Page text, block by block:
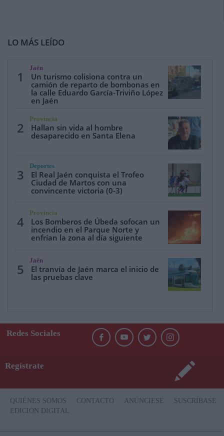
LO MÁS LEÍDO
1
Jaén
Un turismo colisiona contra un
camión de reparto de bombonas en
la calle Eduardo García-Triviño López
en Jaén
2
Provincia
Hallan sin vida al hombre
desaparecido en Santa Elena
3
Deportes
El Real Jaén conquista el Trofeo
Ciudad de Martos con una
convincente victoria (0-3)
4
Provincia
Los Bomberos de Úbeda sofocan un
incendio en el Parque Norte y
enfrían la zona al día siguiente
5
Jaén
El tranvía de Jaén marca el inicio de
las pruebas clave
Redes Sociales
Regístrate
QUIÉNES SOMOS CONTACTO ANÚNCIESE
SUSCRÍBASE
EDICIÓN DIGITAL